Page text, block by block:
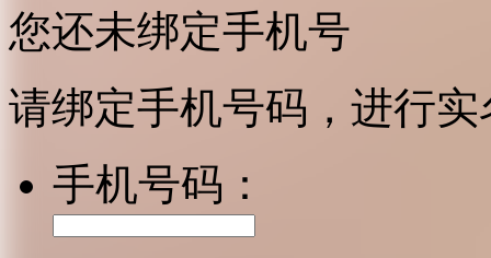
您还未绑定手机号
请绑定手机号码，进行
手机号码：